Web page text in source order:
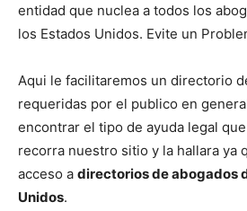
entidad que nuclea a todos los
los Estados Unidos. Evite un
Aqui le facilitaremos un directorio
requeridas por el publico en
encontrar el tipo de ayuda legal
recorra nuestro sitio y la hallara ya
acceso a directorios de abogados
Unidos.